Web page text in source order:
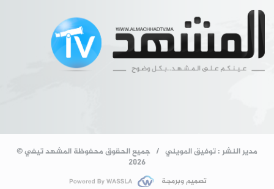
مدير النشر : توفيق المويني / جميع الحقوق محفوظة المشهد تيفي ©
2026
تصميم وبرمجة